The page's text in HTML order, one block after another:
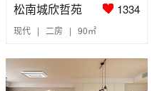
松南城欣哲苑 1334
现代 | 二房 | 90㎡